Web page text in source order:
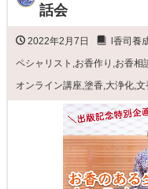
話会
2022年2月7日 l香司養
ペシャリスト ,お香作り ,お香相
オンライン講座,塗香,大浄化,文